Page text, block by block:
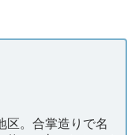
区。合掌造りで名